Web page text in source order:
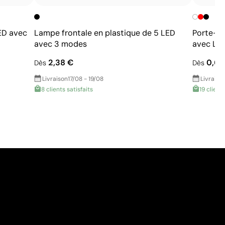
avec
Lampe frontale en plastique de 5 LED
avec 3 modes
Dès 2,38 €
Livraison17/08 - 19/08
8 clients satisfaits
Porte-
avec
Dès
19